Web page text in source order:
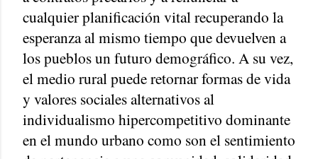
cualquier planificación vital recuperando la
esperanza al mismo tiempo que devuelven a
los pueblos un futuro demográfico. A su vez,
el medio rural puede retornar formas de vida
y valores sociales alternativos al
individualismo hipercompetitivo dominante
en el mundo urbano como son el sentimiento